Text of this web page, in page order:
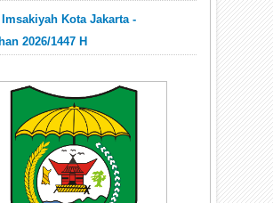
Kota Jakarta -
2026/1447 H